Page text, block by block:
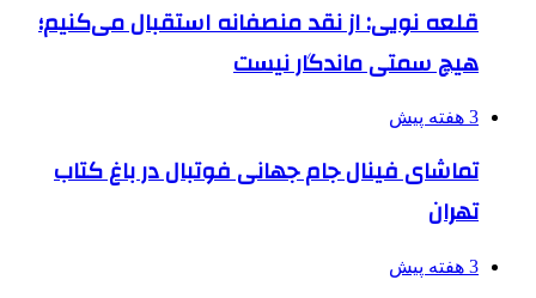
قلعه نویی: از نقد منصفانه استقبال می‌کنیم؛
هیچ سمتی ماندگار نیست
3 هفته پیش
تماشای فینال جام جهانی فوتبال در باغ کتاب
تهران
3 هفته پیش